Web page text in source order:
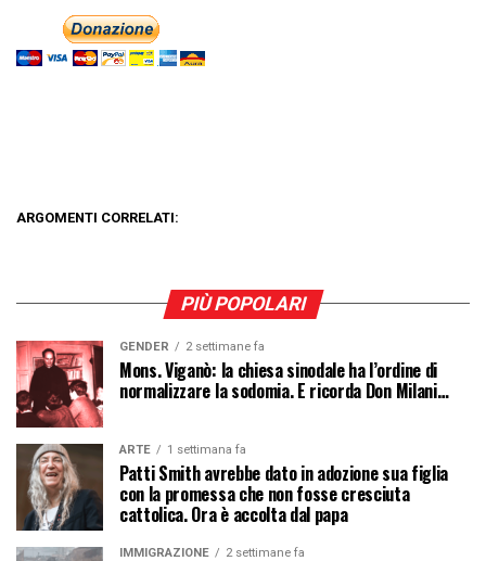
ARGOMENTI CORRELATI:
PIÙ POPOLARI
GENDER 2 settimane fa
Mons. Viganò: la chiesa sinodale ha l’ordine di
normalizzare la sodomia. E ricorda Don Milani…
ARTE 1 settimana fa
Patti Smith avrebbe dato in adozione sua figlia
con la promessa che non fosse cresciuta
cattolica. Ora è accolta dal papa
IMMIGRAZIONE 2 settimane fa